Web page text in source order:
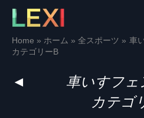
Skip
contentHome ホーム 全スポーツ
車
カテゴリーB
◄
車いすフェ
カテゴ